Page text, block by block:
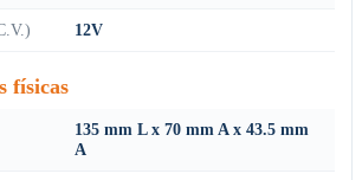
12V
físicas
135 mm L x 70 mm A x 43.5 mm
A